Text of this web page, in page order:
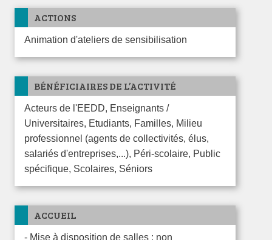
ACTIONS
Animation d'ateliers de sensibilisation
BÉNÉFICIAIRES DE L’ACTIVITÉ
Acteurs de l'EEDD, Enseignants /
Universitaires, Etudiants, Familles, Milieu
professionnel (agents de collectivités, élus,
salariés d'entreprises,...), Péri-scolaire, Public
spécifique, Scolaires, Séniors
ACCUEIL
- Mise à disposition de salles : non